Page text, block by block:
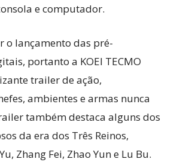
e computador.
o lançamento das pré-
portanto a KOEI TECMO
trailer de ação,
ambientes e armas nunca
também destaca alguns dos
da era dos Três Reinos,
Zhang Fei, Zhao Yun e Lu Bu.